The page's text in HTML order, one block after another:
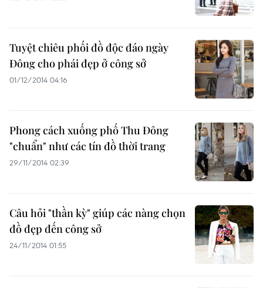
Tuyệt chiêu phối đồ độc đáo ngày
Đông cho phái đẹp ở công sở
01/12/2014 04:16
Phong cách xuống phố Thu Đông
"chuẩn" như các tín đồ thời trang
29/11/2014 02:39
Câu hỏi "thần kỳ" giúp các nàng chọn
đồ đẹp đến công sở
24/11/2014 01:55